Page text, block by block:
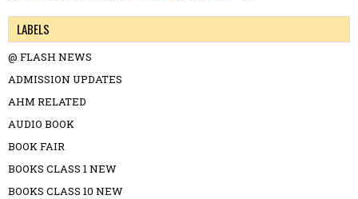
LABELS
@ FLASH NEWS
ADMISSION UPDATES
AHM RELATED
AUDIO BOOK
BOOK FAIR
BOOKS CLASS 1 NEW
BOOKS CLASS 10 NEW